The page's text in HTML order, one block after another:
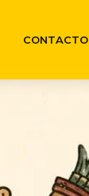
CONTACTO